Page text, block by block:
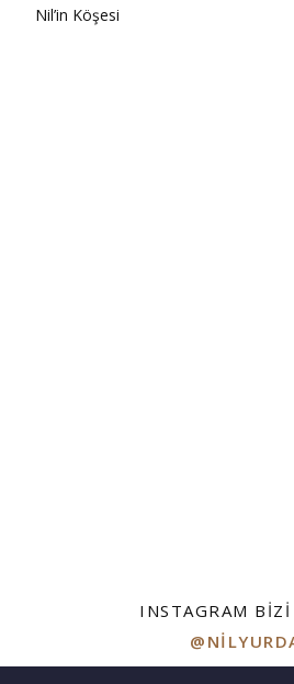
Nil’in Köşesi
INSTAGRAM